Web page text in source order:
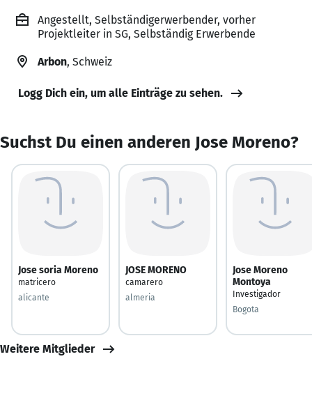
Angestellt, Selbständigerwerbender, vorher
Projektleiter in SG, Selbständig Erwerbende
Arbon, Schweiz
Logg Dich ein, um alle Einträge zu sehen.
Suchst Du einen anderen Jose Moreno?
Jose soria Moreno
matricero
alicante
JOSE MORENO
camarero
almeria
Jose Moreno
Montoya
Investigador
Bogota
Weitere Mitglieder